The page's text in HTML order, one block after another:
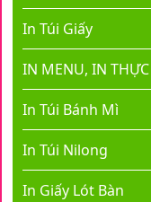
In Túi Giấy
IN MENU, IN
In Túi Bánh Mì
In Túi Nilong
In Giấy Lót Bàn